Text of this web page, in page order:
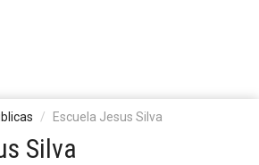
Escuela Jesus Silva
Silva